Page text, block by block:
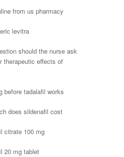
from us pharmacy
levitra
should the nurse ask
therapeutic effects of
before tadalafil works
does sildenafil cost
citrate 100 mg
20 mg tablet